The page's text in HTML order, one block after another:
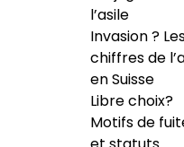
l’asile
Invasion ?
chiffres de
en Suisse
Libre choix?
Motifs de